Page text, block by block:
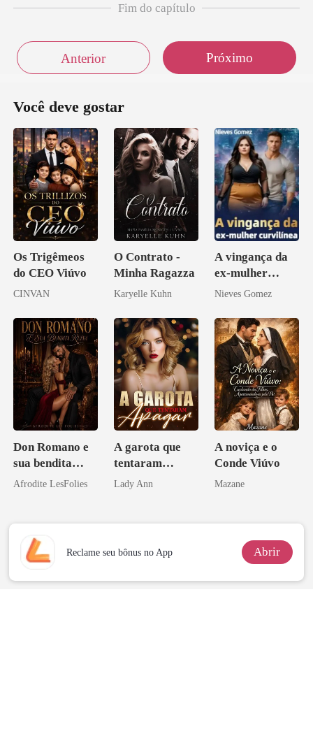
Fim do capítulo
Anterior Próximo
Você deve gostar
Os Trigêmeos
do CEO Viúvo
CINVAN
O Contrato -
Minha Ragazza
Karyelle Kuhn
A vingança da
ex-mulher
curvilínea
Nieves Gomez
Don Romano e
sua bendita
ruína
Afrodite LesFolies
A garota que
tentaram
apagar
Lady Ann
A noviça e o
Conde Viúvo
Mazane
Reclame seu bônus no App Abrir